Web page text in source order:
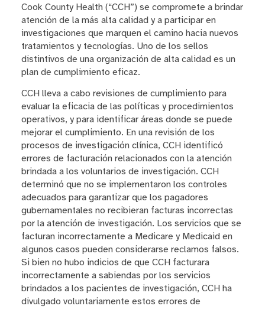
Cook County Health (“CCH”) se compromete a brindar
atención de la más alta calidad y a participar en
investigaciones que marquen el camino hacia nuevos
tratamientos y tecnologías. Uno de los sellos
distintivos de una organización de alta calidad es un
plan de cumplimiento eficaz.
CCH lleva a cabo revisiones de cumplimiento para
evaluar la eficacia de las políticas y procedimientos
operativos, y para identificar áreas donde se puede
mejorar el cumplimiento. En una revisión de los
procesos de investigación clínica, CCH identificó
errores de facturación relacionados con la atención
brindada a los voluntarios de investigación. CCH
determinó que no se implementaron los controles
adecuados para garantizar que los pagadores
gubernamentales no recibieran facturas incorrectas
por la atención de investigación. Los servicios que se
facturan incorrectamente a Medicare y Medicaid en
algunos casos pueden considerarse reclamos falsos.
Si bien no hubo indicios de que CCH facturara
incorrectamente a sabiendas por los servicios
brindados a los pacientes de investigación, CCH ha
divulgado voluntariamente estos errores de